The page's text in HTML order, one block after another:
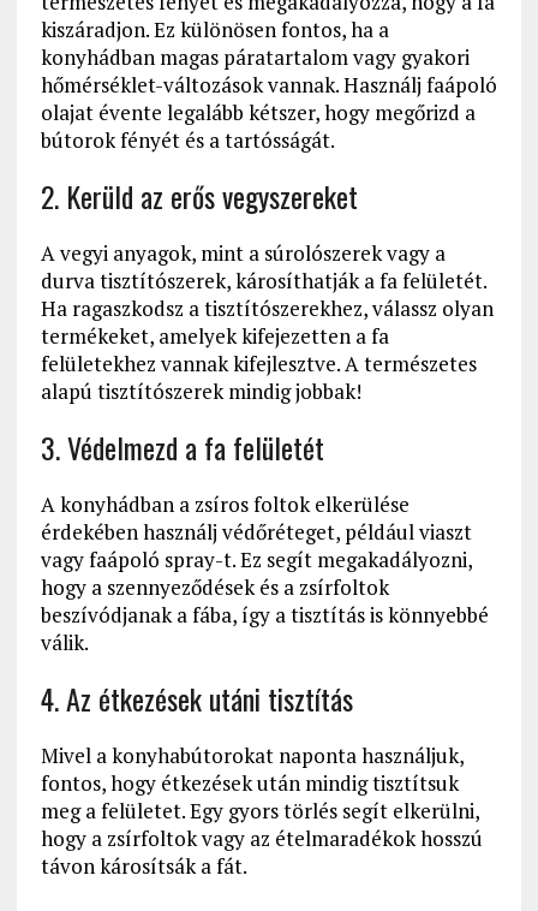
kiszáradjon. Ez különösen fontos, ha a
konyhádban magas páratartalom vagy gyakori
hőmérséklet-változások vannak. Használj faápoló
olajat évente legalább kétszer, hogy megőrizd a
bútorok fényét és a tartósságát.
2. Kerüld az erős vegyszereket
A vegyi anyagok, mint a súrolószerek vagy a
durva tisztítószerek, károsíthatják a fa felületét.
Ha ragaszkodsz a tisztítószerekhez, válassz olyan
termékeket, amelyek kifejezetten a fa
felületekhez vannak kifejlesztve. A természetes
alapú tisztítószerek mindig jobbak!
3. Védelmezd a fa felületét
A konyhádban a zsíros foltok elkerülése
érdekében használj védőréteget, például viaszt
vagy faápoló spray-t. Ez segít megakadályozni,
hogy a szennyeződések és a zsírfoltok
beszívódjanak a fába, így a tisztítás is könnyebbé
válik.
4. Az étkezések utáni tisztítás
Mivel a konyhabútorokat naponta használjuk,
fontos, hogy étkezések után mindig tisztítsuk
meg a felületet. Egy gyors törlés segít elkerülni,
hogy a zsírfoltok vagy az ételmaradékok hosszú
távon károsítsák a fát.